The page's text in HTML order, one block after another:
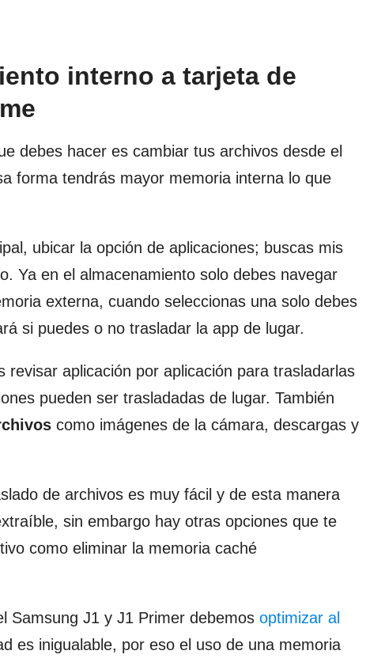
interno a tarjeta de
debes hacer es cambiar tus archivos desde el
forma tendrás mayor memoria interna lo que
ubicar la opción de aplicaciones; buscas mis
Ya en el almacenamiento solo debes navegar
externa, cuando seleccionas una solo debes
si puedes o no trasladar la app de lugar.
aplicación por aplicación para trasladarlas
pueden ser trasladadas de lugar. También
como imágenes de la cámara, descargas y
de archivos es muy fácil y de esta manera
sin embargo hay otras opciones que te
como eliminar la memoria caché
Samsung J1 y J1 Primer debemos optimizar al
es inigualable, por eso el uso de una memoria